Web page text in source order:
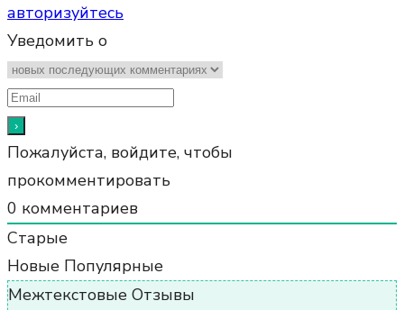
авторизуйтесь
Уведомить о
Пожалуйста, войдите, чтобы
прокомментировать
0 комментариев
Старые
Новые Популярные
Межтекстовые Отзывы